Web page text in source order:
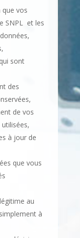
que vos
SNPL et les
sont
des
de vos
à jour de
que vous
au
à